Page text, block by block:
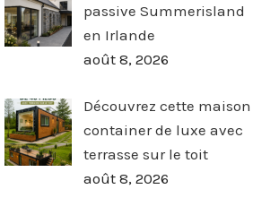
passive Summerisland
en Irlande
août 8, 2026
Découvrez cette maison
container de luxe avec
terrasse sur le toit
août 8, 2026